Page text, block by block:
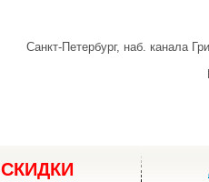
Санкт-Петербург, наб. канала
СКИДКИ